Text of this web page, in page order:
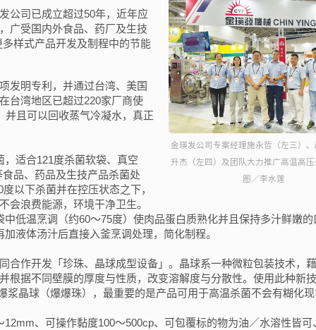
金瑛发公司专案经理施永哲（左三）
升杰（左四）及团队大力推广高温高
图／李水莲
公司已成立超过50年，近年应
广受国内外食品、药厂及​​生技
样式产品开发及制程中的节能
发明专利，并通过台湾、美国
台湾地区已超过220家厂商使
并且可以回收蒸气冷凝水，真正
适合121度杀菌软袋、真空
品、药品及生技产品杀菌处
以下杀菌并在控压状态之下，
会浪费能源，环境干净卫生。
低温烹调（约60～75度）使肉品蛋白质熟化并且保持多汁鲜嫩的
液体汤汁后直接入釜烹调处理，简化制程。
合作开发「珍珠、晶球成型设备」。晶球系一种微粒包装技术，
根据不同壁膜的厚度与性质，改变溶解度与分散性。使用此种新
晶球（爆爆珠），最重要的是产品可用于高温杀菌不会有糊化
、可操作黏度100～500cp、可包覆标的物为油／水溶性皆可